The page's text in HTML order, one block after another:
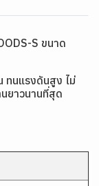
S ขนาด
ทนแรงดันสูง ไม่
ยาวนานที่สุด